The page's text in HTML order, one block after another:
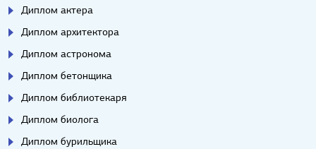
Диплом актера
Диплом архитектора
Диплом астронома
Диплом бетонщика
Диплом библиотекаря
Диплом биолога
Диплом бурильщика